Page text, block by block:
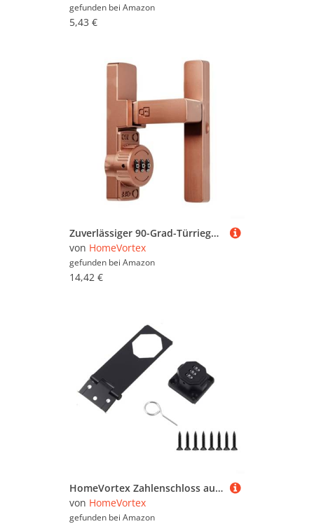
gefunden bei Amazon
5,43 €
Zuverlässiger 90-Grad-Türriegel schlüsselloses Zugangsschloss für verschiedene Türanwendungen (rot antik)
von HomeVortex
gefunden bei Amazon
14,42 €
HomeVortex Zahlenschloss aus Zinklegierung für Schränke, Schubladen, Kühlschränke und Gefrierschränke mit anpassbarem Code, manipulationssicheres Design für Sicherheit zu Hause und im Büro (schwarz)
von HomeVortex
gefunden bei Amazon